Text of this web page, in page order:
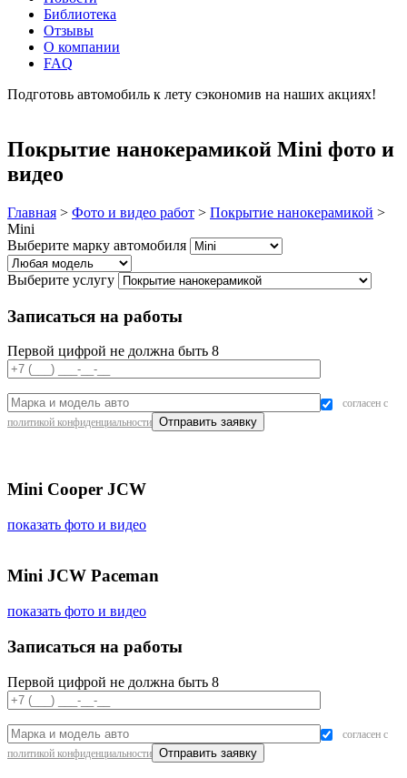
Библиотека
Отзывы
О компании
FAQ
Подготовь автомобиль к лету сэкономив на наших акциях!
Покрытие нанокерамикой Mini фото и
видео
Главная > Фото и видео работ > Покрытие нанокерамикой >
Mini
Выберите марку автомобиля
Выберите услугу
Записаться на работы
Первой цифрой не должна быть 8
согласен с
политикой конфиденциальности
Mini Cooper JCW
показать фото и видео
Mini JCW Paceman
показать фото и видео
Записаться на работы
Первой цифрой не должна быть 8
согласен с
политикой конфиденциальности